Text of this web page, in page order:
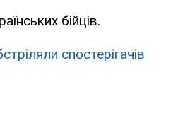
бійців.
спостерігачів